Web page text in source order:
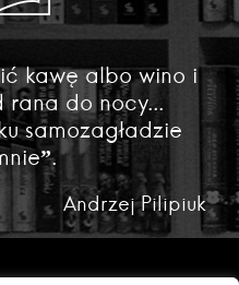
kawę albo wino i
rana do nocy...
samozagładzie
Andrzej Pilipiuk